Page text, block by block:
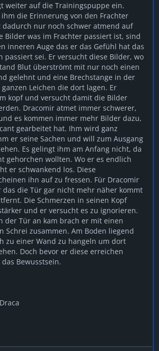
weiter auf die Trainingspuppe ein.
die Erinnerung von den Frachter
dadurch nur noch schwer atmend auf
Bilder was im Frachter passiert ist, sind
inneren Auge das er das Gefühl hat das
passiert sei. Er versucht diese Bilder, wo
Blut überströmt mit nur noch einen
gelehnt und eine Brechstange in der
Leichen die dort lagen. Er
kopf und versucht damit die Bilder
Dracomir atmet immer schwerer,
es kommen immer mehr Bilder dazu,
gearbeitet hat. Ihm wird ganz
er seine Sachen und will zum Ausgang
Es gelingt ihm am Anfang nicht, da
gehorchen wollten. Wo er es endlich
er schwankend los. Diese
ihn auf zu fressen. Für Dracomir
das die Tür gar nicht mehr näher kommt
Die Schmerzen in seinen Kopf
und er versucht es zu ignorieren.
der Tür an kam brach er mit einen
Schrei zusammen. Am Boden liegend
zu einer Wand zu hangeln um dort
Doch bevor er diese erreichen
Bewusstsein.